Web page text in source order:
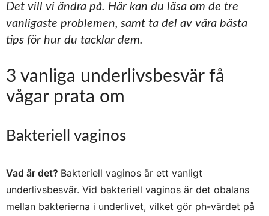
Det vill vi ändra på. Här kan du läsa om de tre
vanligaste problemen, samt ta del av våra bästa
tips för hur du tacklar dem.
3 vanliga underlivsbesvär få
vågar prata om
Bakteriell vaginos
Vad är det? Bakteriell vaginos är ett vanligt
underlivsbesvär. Vid bakteriell vaginos är det obalans
mellan bakterierna i underlivet, vilket gör ph-värdet på